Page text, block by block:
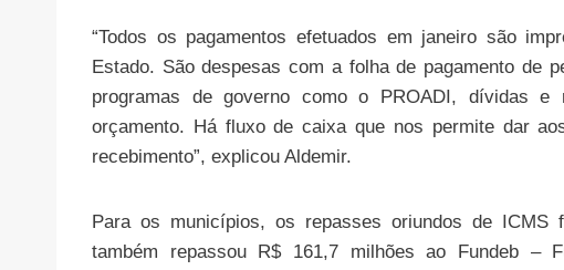
“Todos os pagamentos efetuados em janeiro são
Estado. São despesas com a folha de pagamento de
programas de governo como o PROADI, dívidas
orçamento. Há fluxo de caixa que nos permite dar
recebimento”, explicou Aldemir.
Para os municípios, os repasses oriundos de ICMS
também repassou R$ 161,7 milhões ao Fundeb –